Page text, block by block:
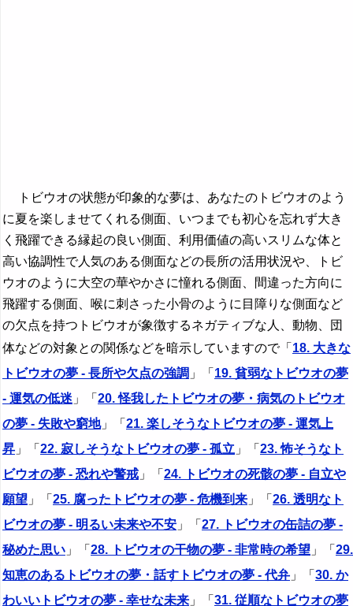
トビウオの状態が印象的な夢は、あなたのトビウオのよう
に夏を楽しませてくれる側面、いつまでも初心を忘れず大き
く飛躍できる縁起の良い側面、利用価値の高いスリムな体と
高い協調性で人気のある側面などの長所の活用状況や、トビ
ウオのように大空の華やかさに憧れる側面、間違った方向に
飛躍する側面、喉に刺さった小骨のように目障りな側面など
の欠点を持つトビウオが象徴するネガティブな人、動物、団
体などの対象との関係などを暗示していますので「 18. 大きな
トビウオの夢 - 長所や欠点の強調 」「 19. 貧弱なトビウオの夢
- 運気の低迷 」「 20. 怪我したトビウオの夢・病気のトビウオ
の夢 - 失敗や窮地」「 21. 楽しそうなトビウオの夢 - 運気上
昇 」「 22. 寂しそうなトビウオの夢 - 孤立 」「 23. 怖そうなト
ビウオの夢 - 恐れや警戒 」「 24. トビウオの死骸の夢 - 自立や
願望 」「 25. 腐ったトビウオの夢 - 危機到来 」「 26. 透明なト
ビウオの夢 - 明るい未来や不安 」「 27. トビウオの缶詰の夢 -
秘めた思い 」「 28. トビウオの干物の夢 - 非常時の希望 」「 29.
知恵のあるトビウオの夢・話すトビウオの夢 - 代弁 」「 30. か
わいいトビウオの夢 - 幸せな未来 」「 31. 従順なトビウオの夢